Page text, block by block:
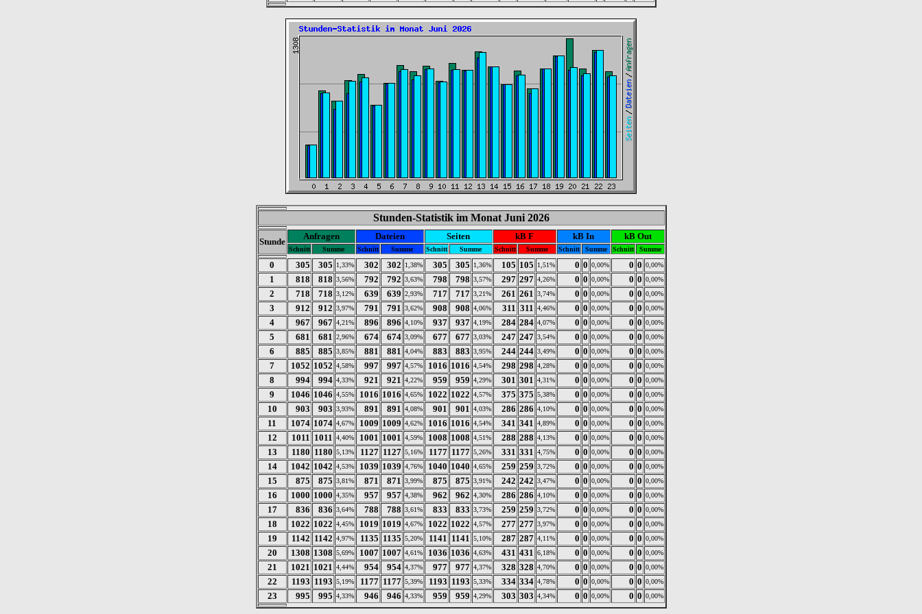
Stunden-Statistik im Monat Juni 2026
Stunde
Anfragen Dateien Seiten kB F kB In kB Out
Schnitt Summe Schnitt Summe Schnitt Summe Schnitt Summe Schnitt Summe Schnitt Summe
0 305 305 1,33% 302 302 1,38% 305 305 1,36% 105 105 1,51% 0 0 0,00% 0 0 0,00%
1 818 818 3,56% 792 792 3,63% 798 798 3,57% 297 297 4,26% 0 0 0,00% 0 0 0,00%
2 718 718 3,12% 639 639 2,93% 717 717 3,21% 261 261 3,74% 0 0 0,00% 0 0 0,00%
3 912 912 3,97% 791 791 3,62% 908 908 4,06% 311 311 4,46% 0 0 0,00% 0 0 0,00%
4 967 967 4,21% 896 896 4,10% 937 937 4,19% 284 284 4,07% 0 0 0,00% 0 0 0,00%
5 681 681 2,96% 674 674 3,09% 677 677 3,03% 247 247 3,54% 0 0 0,00% 0 0 0,00%
6 885 885 3,85% 881 881 4,04% 883 883 3,95% 244 244 3,49% 0 0 0,00% 0 0 0,00%
7 1052 1052 4,58% 997 997 4,57% 1016 1016 4,54% 298 298 4,28% 0 0 0,00% 0 0 0,00%
8 994 994 4,33% 921 921 4,22% 959 959 4,29% 301 301 4,31% 0 0 0,00% 0 0 0,00%
9 1046 1046 4,55% 1016 1016 4,65% 1022 1022 4,57% 375 375 5,38% 0 0 0,00% 0 0 0,00%
10 903 903 3,93% 891 891 4,08% 901 901 4,03% 286 286 4,10% 0 0 0,00% 0 0 0,00%
11 1074 1074 4,67% 1009 1009 4,62% 1016 1016 4,54% 341 341 4,89% 0 0 0,00% 0 0 0,00%
12 1011 1011 4,40% 1001 1001 4,59% 1008 1008 4,51% 288 288 4,13% 0 0 0,00% 0 0 0,00%
13 1180 1180 5,13% 1127 1127 5,16% 1177 1177 5,26% 331 331 4,75% 0 0 0,00% 0 0 0,00%
14 1042 1042 4,53% 1039 1039 4,76% 1040 1040 4,65% 259 259 3,72% 0 0 0,00% 0 0 0,00%
15 875 875 3,81% 871 871 3,99% 875 875 3,91% 242 242 3,47% 0 0 0,00% 0 0 0,00%
16 1000 1000 4,35% 957 957 4,38% 962 962 4,30% 286 286 4,10% 0 0 0,00% 0 0 0,00%
17 836 836 3,64% 788 788 3,61% 833 833 3,73% 259 259 3,72% 0 0 0,00% 0 0 0,00%
18 1022 1022 4,45% 1019 1019 4,67% 1022 1022 4,57% 277 277 3,97% 0 0 0,00% 0 0 0,00%
19 1142 1142 4,97% 1135 1135 5,20% 1141 1141 5,10% 287 287 4,11% 0 0 0,00% 0 0 0,00%
20 1308 1308 5,69% 1007 1007 4,61% 1036 1036 4,63% 431 431 6,18% 0 0 0,00% 0 0 0,00%
21 1021 1021 4,44% 954 954 4,37% 977 977 4,37% 328 328 4,70% 0 0 0,00% 0 0 0,00%
22 1193 1193 5,19% 1177 1177 5,39% 1193 1193 5,33% 334 334 4,78% 0 0 0,00% 0 0 0,00%
23 995 995 4,33% 946 946 4,33% 959 959 4,29% 303 303 4,34% 0 0 0,00% 0 0 0,00%